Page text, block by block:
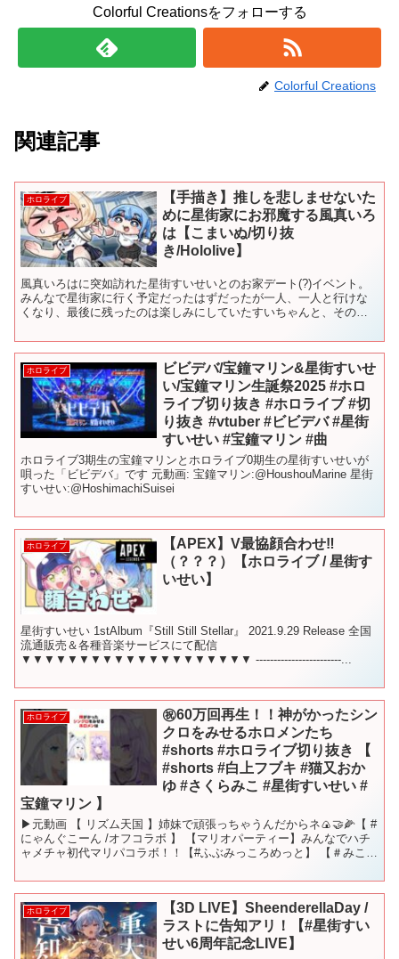
Colorful Creationsをフォローする
Colorful Creations
関連記事
ホロライブ
【手描き】推しを悲しませないた
めに星街家にお邪魔する風真いろ
は【こまいぬ/切り抜
き/Hololive】
風真いろはに突如訪れた星街すいせいとのお家デート(?)イベント。
みんなで星街家に行く予定だったはずだったが一人、一人と行けな
くなり、最後に残ったのは楽しみにしていたすいちゃんと、そのす
ホロライブ
ビビデバ/宝鐘マリン&星街すいせ
い/宝鐘マリン生誕祭2025 #ホロ
ライブ切り抜き #ホロライブ #切
り抜き #vtuber #ビビデバ #星街
すいせい #宝鐘マリン #曲
ホロライブ3期生の宝鐘マリンとホロライブ0期生の星街すいせいが
唄った「ビビデバ」です 元動画: 宝鐘マリン:​⁠​⁠@HoushouMarine 星街
すいせい:​⁠​⁠@HoshimachiSuisei
ホロライブ
【APEX】V最協顔合わせ‼
（？？？）【ホロライブ / 星街す
いせい】
星街すいせい 1stAlbum『Still Still Stellar』 2021.9.29 Release 全国
流通販売＆各種音楽サービスにて配信
▼▼▼▼▼▼▼▼▼▼▼▼▼▼▼▼▼▼▼▼ ------------------------...
ホロライブ
㊗️60万回再生！！神がかったシン
クロをみせるホロメンたち
#shorts #ホロライブ切り抜き 【
#shorts #白上フブキ #猫又おか
ゆ #さくらみこ #星街すいせい #
宝鐘マリン 】
▶元動画 【 リズム天国 】姉妹で頑張っちゃうんだからネ🍙🤝🌽【 #
にゃんぐこーん /オフコラボ 】 【マリオパーティー】みんなでハチ
ャメチャ初代マリパコラボ！！【#ふぶみっころめっと】 【＃みこス
ホロライブ
【3D LIVE】SheenderellaDay /
ラストに告知アリ！【#⁠星街すい
せい6周年記念LIVE】